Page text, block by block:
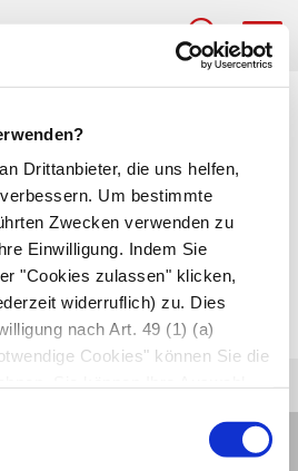
Drittanbieter, die uns helfen,
Um bestimmte
Zwecken verwenden zu
Einwilligung. Indem Sie
"Cookies zulassen" klicken,
widerruflich) zu. Dies
nach Art. 49 (1) (a)
Cookies" können Sie die
mit einer
Darminhalt muss entfernt
Speisebrei im Dünndarm
am Dünndarm.